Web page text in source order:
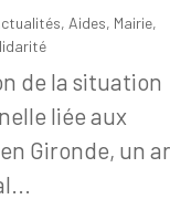
, Aides, Mairie,
de la situation
liée aux
Gironde, un